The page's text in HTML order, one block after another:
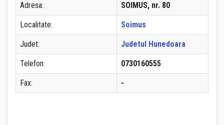
Adresa: SOIMUS, nr. 80
Localitate: Soimus
Judet: Judetul Hunedoara
Telefon: 0730160555
Fax: -